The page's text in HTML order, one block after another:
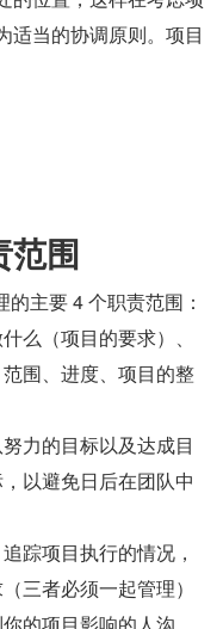
适当的协调原则。项目
范围
的主要 4 个职责范围：
么（项目的要求）、
围、进度、项目的整
力的目标以及达成目
以避免日后在团队中
踪项目执行的情况，
三者必须一起管理）